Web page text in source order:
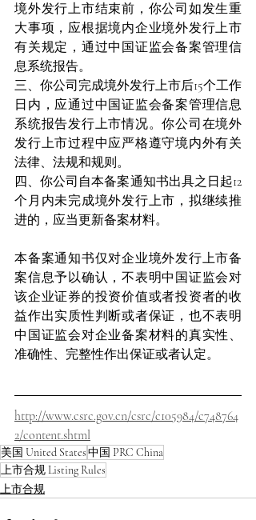
境外发行上市结束前，你公司如发生重
大事项，应根据境内企业境外发行上市
有关规定，通过中国证监会备案管理信
息系统报告。
三、你公司完成境外发行上市后15个工作
日内，应通过中国证监会备案管理信息
系统报告发行上市情况。你公司在境外
发行上市过程中应严格遵守境内外有关
法律、法规和规则。
四、你公司自本备案通知书出具之日起12
个月内未完成境外发行上市，拟继续推
进的，应当更新备案材料。
本备案通知书仅对企业境外发行上市备
案信息予以确认，不表明中国证监会对
该企业证券的投资价值或者投资者的收
益作出实质性判断或者保证，也不表明
中国证监会对企业备案材料的真实性、
准确性、完整性作出保证或者认定。
http://www.csrc.gov.cn/csrc/c105984/c748764
2/content.shtml
美国 United States中国 PRC China
上市合规 Listing Rules
上市合规